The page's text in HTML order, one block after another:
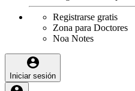
Registrarse gratis
Zona para Doctores
Noa Notes
Iniciar sesión